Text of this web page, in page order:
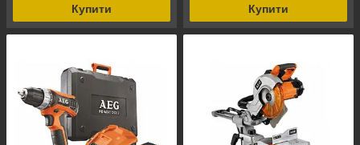
Купити Купити